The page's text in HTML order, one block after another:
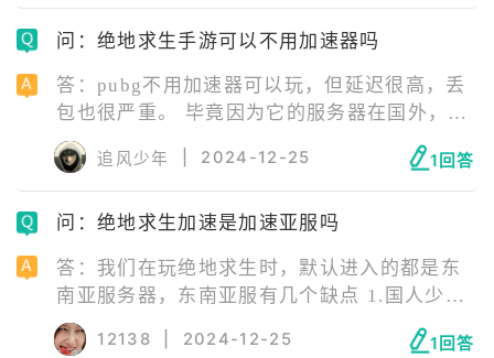
一些后台运行的应用程序也可能会占用大量的
网络资源，导致绝地求生手游的网络连接不
用，释放更多的网络带宽给游戏。 也可以使用
ourplay加速器，一键加速游戏后即可告别网络
卡顿，流畅进行游戏。
问：绝地求生手游可以不用加速器吗
答：pubg不用加速器可以玩，但延迟很高，丢
包也很严重。 毕竟因为它的服务器在国外，所
以如果不通过加速器，很难保证游戏可以顺利
运行。所以还是建议配合ourplay免费加速器使
用。
追风少年 2024-12-25 1回答
问：绝地求生加速是加速亚服吗
答：我们在玩绝地求生时，默认进入的都是东
南亚服务器，东南亚服有几个缺点 1.国人少，
队友都是说外语，沟通不方便，游戏体验差 2.
游戏卡顿，丢包率高，由于服务器在新加坡，
12138 2024-12-25 1回答